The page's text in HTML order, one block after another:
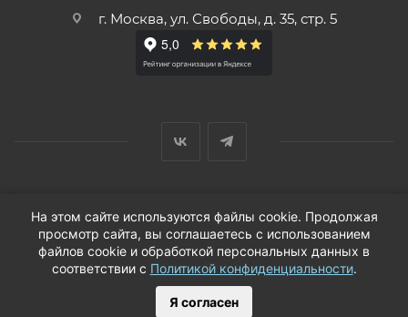
г. Москва, ул. Свободы, д. 35, стр. 5
© ООО «Вендорс», 1999-2026 г.
На этом сайте используются файлы cookie. Продолжая
просмотр сайта, вы соглашаетесь с использованием
файлов cookie и обработкой персональных данных в
соответствии с Политикой конфиденциальности.
Я согласен